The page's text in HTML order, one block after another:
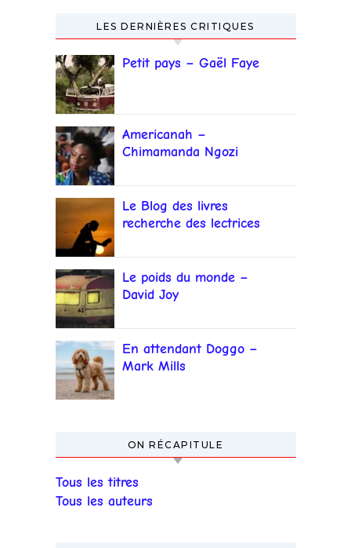
LES DERNIÈRES CRITIQUES
Petit pays – Gaël Faye
Americanah –
Chimamanda Ngozi
Le Blog des livres
recherche des lectrices
Le poids du monde –
David Joy
En attendant Doggo –
Mark Mills
ON RÉCAPITULE
Tous les titres
Tous les auteurs